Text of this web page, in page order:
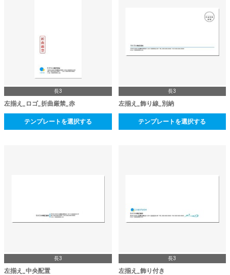
長3
左揃え_ロゴ_折曲厳禁_赤
テンプレートを選択する
長3
左揃え_飾り線_別納
テンプレートを選択する
長3
左揃え_中央配置
長3
左揃え_飾り付き